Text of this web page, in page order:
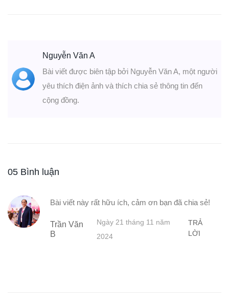
Nguyễn Văn A
Bài viết được biên tập bởi Nguyễn Văn A, một người
yêu thích điện ảnh và thích chia sẻ thông tin đến
cộng đồng.
05 Bình luận
Bài viết này rất hữu ích, cảm ơn bạn đã chia sẻ!
Trần Văn
B
Ngày 21 tháng 11 năm
2024
TRẢ
LỜI